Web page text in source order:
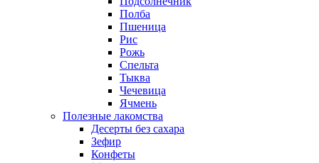
Полба
Пшеница
Рис
Рожь
Спельта
Тыква
Чечевица
Ячмень
Полезные лакомства
Десерты без сахара
Зефир
Конфеты